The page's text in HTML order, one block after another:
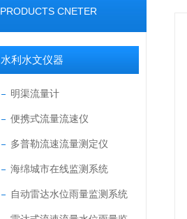
PRODUCTS CNETER
水利水文仪器
明渠流量计
便携式流量流速仪
多普勒流速流量测定仪
海绵城市在线监测系统
自动雷达水位雨量监测系统